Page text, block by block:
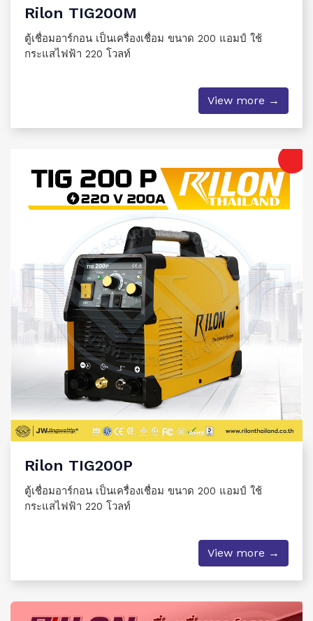
Rilon TIG200M
ตู้เชื่อมอาร์กอน เป็นเครื่องเชื่อม ขนาด 200 แอมป์ ใช้
กระแสไฟฟ้า 220 โวลท์
View more →
Rilon TIG200P
ตู้เชื่อมอาร์กอน เป็นเครื่องเชื่อม ขนาด 200 แอมป์ ใช้
กระแสไฟฟ้า 220 โวลท์
View more →